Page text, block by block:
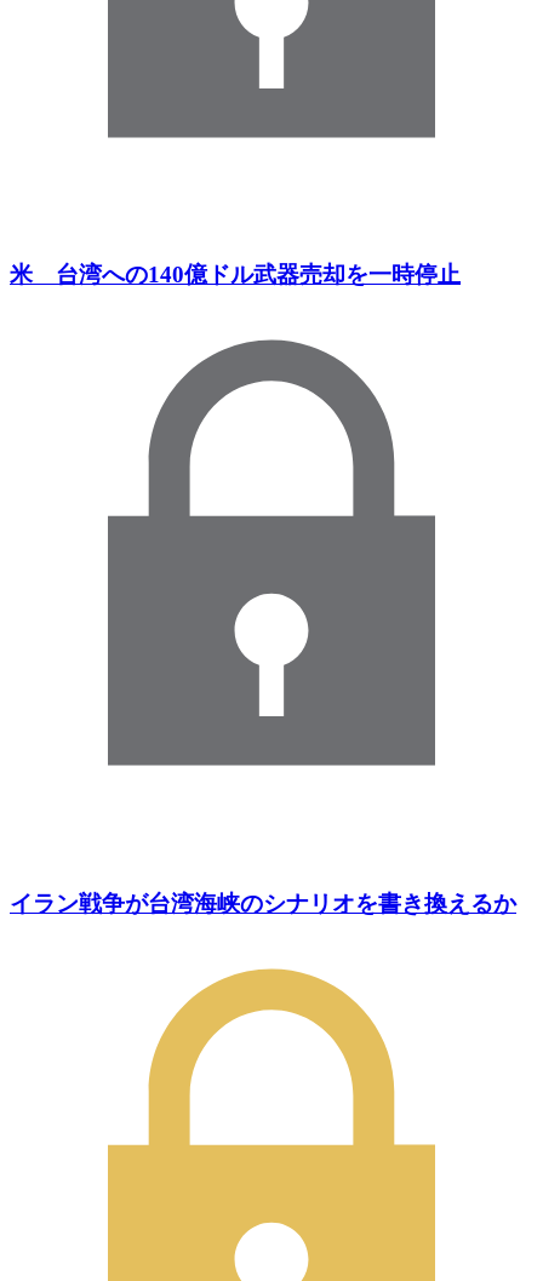
米 台湾への140億ドル武器売却を一時停止
イラン戦争が台湾海峡のシナリオを書き換えるか